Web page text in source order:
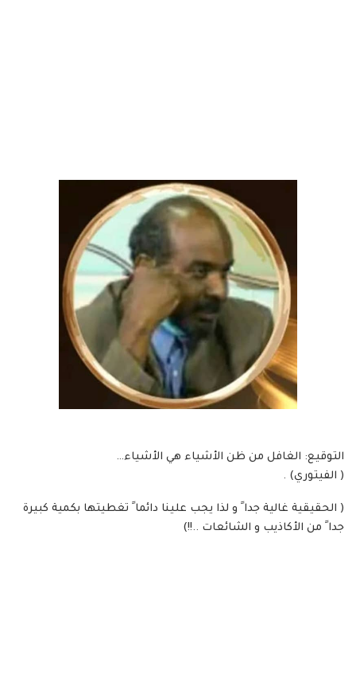
التوقيع: الغافل من ظن الأشياء هي الأشياء…
( الفيتوري) .
( الحقيقية غالية جدا ً و لذا يجب علينا دائما ً تغطيتها بكمية كبيرة
جدا ً من الأكاذيب و الشائعات ..!!)